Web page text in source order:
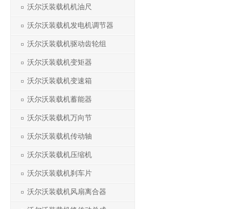
沃尔沃装载机机油尺
沃尔沃装载机发电机调节器
沃尔沃装载机驱动齿轮组
沃尔沃装载机变矩器
沃尔沃装载机变速箱
沃尔沃装载机蓄能器
沃尔沃装载机万向节
沃尔沃装载机传动轴
沃尔沃装载机压缩机
沃尔沃装载机刹车片
沃尔沃装载机风扇离合器